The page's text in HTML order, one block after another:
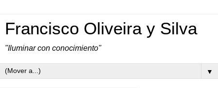
Francisco Oliveira y Silva
"Iluminar con conocimiento"
▼